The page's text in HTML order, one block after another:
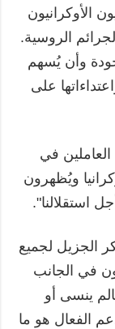
الأوكرانيون
الروسية.
وأن يُسهم
على
في
ويُظهرون
استقلالنا".
الجزيل لجميع
في الجانب
ينسى أو
الفعال هو ما